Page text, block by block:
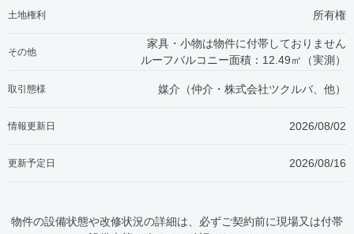
土地権利 所有権
その他
家具・小物は物件に付帯しておりません
ルーフバルコニー面積：12.49㎡（実測）
取引態様 媒介（仲介・ 株式会社ツクルバ、他）
情報更新日 2026/08/02
更新予定日 2026/08/16
物件の設備状態や改修状況の詳細は、必ずご契約前に現場又は付帯